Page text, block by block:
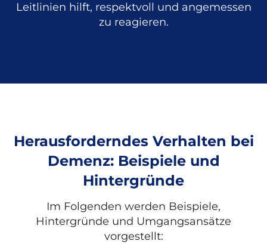
Leitlinien hilft, respektvoll und angemessen
zu reagieren.
Herausforderndes Verhalten bei
Demenz: Beispiele und
Hintergründe
Im Folgenden werden Beispiele,
Hintergründe und Umgangsansätze
vorgestellt: